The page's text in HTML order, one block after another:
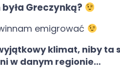
Greczynką?
emigrować
klimat, niby ta
w danym regionie…